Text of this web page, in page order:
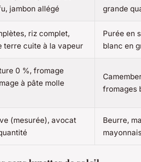
jambon allégé
grande
riz complet,
terre cuite à la vapeur
Purée en
blanc en
0 %, fromage
à pâte molle
fromages
(mesurée), avocat
Beurre,